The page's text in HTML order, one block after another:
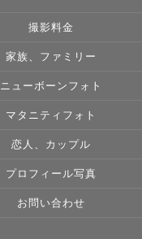
撮影料金
家族、ファミリー
ニューボーンフォト
マタニティフォト
恋人、カップル
プロフィール写真
お問い合わせ